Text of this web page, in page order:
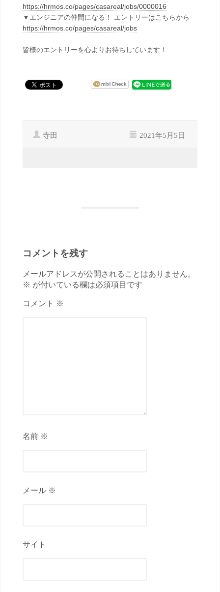
https://hrmos.co/pages/casareal/jobs/0000016
▼エンジニアの仲間になる！ エントリーはこちらから
https://hrmos.co/pages/casareal/jobs
皆様のエントリーを心よりお待ちしています！
寺田 2021年5月5日
コメントを残す
メールアドレスが公開されることはありません。
※ が付いている欄は必須項目です
コメント ※
名前 ※
メール ※
サイト